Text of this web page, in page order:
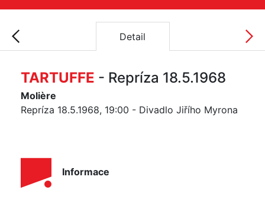
Detail
TARTUFFE - Repríza 18.5.1968
Molière
Repríza 18.5.1968, 19:00 - Divadlo Jiřího Myrona
Informace